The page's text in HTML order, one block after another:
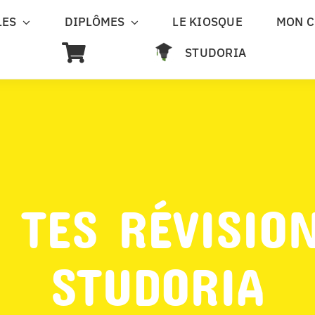
DIPLÔMES LE KIOSQUE
MON
STUDORIA
TES
STUDORIA